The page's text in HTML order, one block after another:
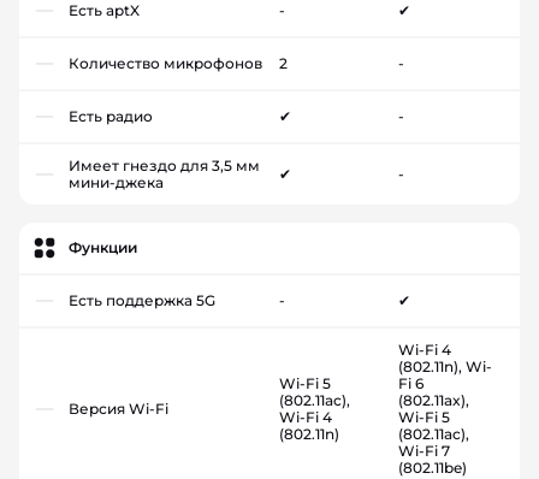
Есть aptX - ✔
Количество микрофонов 2 -
Есть радио ✔ -
Имеет гнездо для 3,5 мм
мини-джека
✔ -
Функции
Есть поддержка 5G - ✔
Версия Wi-Fi
Wi-Fi 5
(802.11ac),
Wi-Fi 4
(802.11n)
Wi-Fi 4
(802.11n), Wi-
Fi 6
(802.11ax),
Wi-Fi 5
(802.11ac),
Wi-Fi 7
(802.11be)